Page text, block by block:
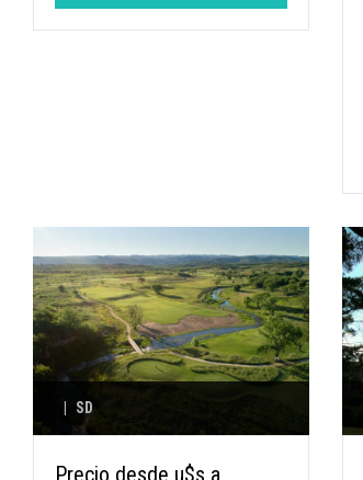
Hola Laura... ya caminó a mi casita. Te
agradezco infinitamente todo lo que hiciste para
que concretamos EL VIAJE SOÑADO.. todo todo
desde el asesoramiento permanente, la
paciencia los hoteles y el regreso en primera
clase ( fue increible)... mil gracias!!! Seguimos
en contacto... x que soy una paseandera...
besos. GRACIAS!!!
SD
Precio desde u$s a